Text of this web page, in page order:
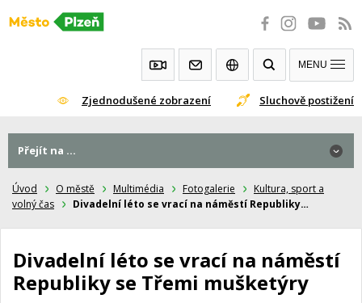
Přeskočit
Zjednodušené zobrazení Sluchově postižení
MENU
Úvod O městě Multimédia Fotogalerie
Kultura, sport a
volný čas
Divadelní léto se vrací na náměstí Republiky…
Divadelní léto se vrací na náměstí
Republiky se Třemi mušketýry
Přejít na ...
Přejít na ...